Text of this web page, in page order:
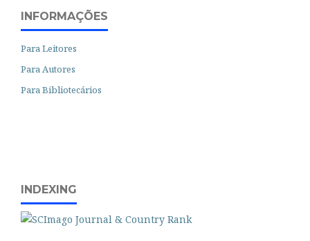
INFORMAÇÕES
Para Leitores
Para Autores
Para Bibliotecários
INDEXING